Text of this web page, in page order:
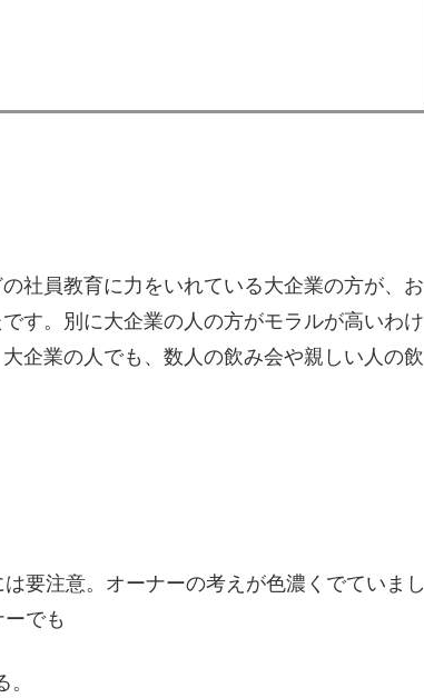
社員教育に力をいれている大企業の方が、お
す。別に大企業の人の方がモラルが高いわけ
企業の人でも、数人の飲み会や親しい人の飲
要注意。オーナーの考えが色濃くでていまし
でも